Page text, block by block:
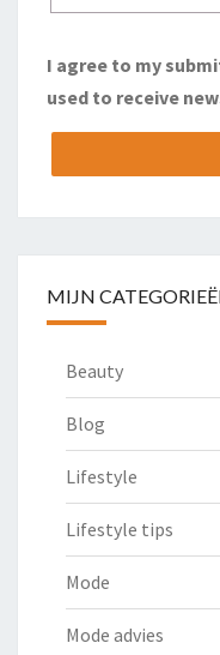
I agree to my
used to receive
MIJN
Beauty
Blog
Lifestyle
Lifestyle tips
Mode
Mode advies